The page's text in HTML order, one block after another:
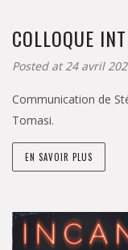
COLLOQUE
Posted at 24 avril
Communication de
Tomasi.
EN SAVOIR PLUS